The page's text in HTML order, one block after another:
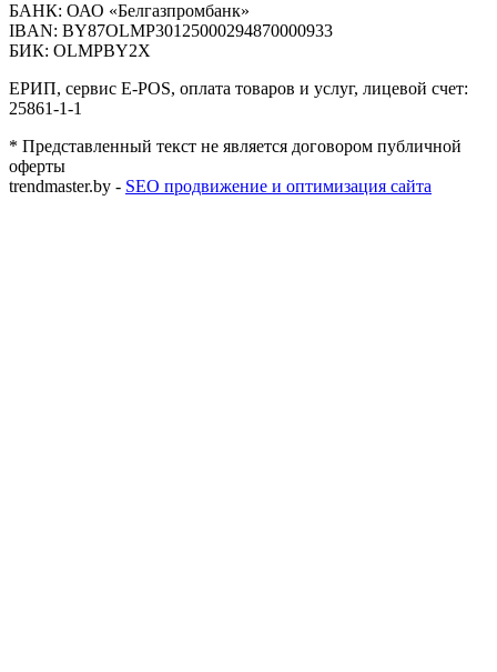
БАНК: ОАО «Белгазпромбанк»
IBAN: BY87OLMP30125000294870000933
БИК: OLMPBY2X
ЕРИП, сервис E-POS, оплата товаров и услуг, лицевой счет:
25861-1-1
* Представленный текст не является договором публичной
оферты
trendmaster.by - SEO продвижение и оптимизация сайта